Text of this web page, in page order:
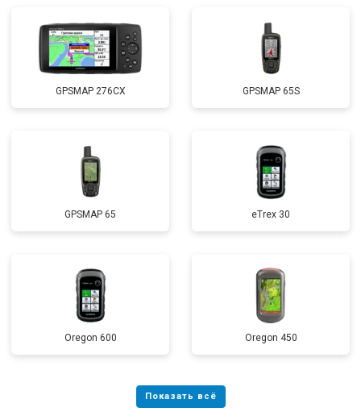
GPSMAP 276CX GPSMAP 65S
GPSMAP 65 eTrex 30
Oregon 600 Oregon 450